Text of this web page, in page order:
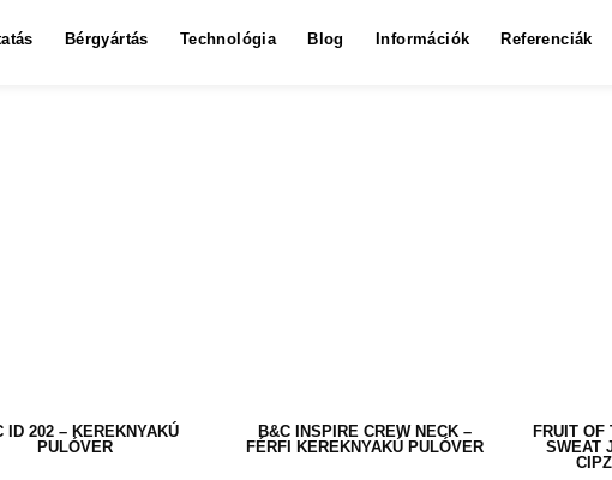
Bérgyártás Technológia Blog Információk Referenciák
ID 202 – KEREKNYAKÚ
PULÓVER
B&C INSPIRE CREW NECK –
FÉRFI KEREKNYAKÚ PULÓVER
FRUIT OF
SWEAT